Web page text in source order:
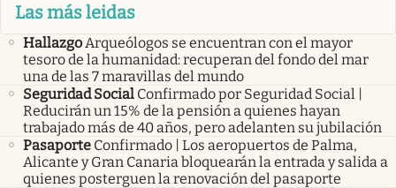
Las más leidas
HallazgoArqueólogos se encuentran con el mayor
tesoro de la humanidad: recuperan del fondo del mar
una de las 7 maravillas del mundo
Seguridad Social Confirmado por Seguridad Social |
Reducirán un 15% de la pensión a quienes hayan
trabajado más de 40 años, pero adelanten su jubilación
Pasaporte Confirmado | Los aeropuertos de Palma,
Alicante y Gran Canaria bloquearán la entrada y salida a
quienes posterguen la renovación del pasaporte